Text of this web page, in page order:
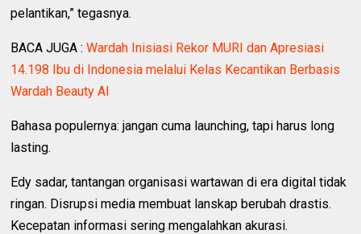
pelantikan,” tegasnya.
BACA JUGA :Wardah Inisiasi Rekor MURI dan Apresiasi
14.198 Ibu di Indonesia melalui Kelas Kecantikan Berbasis
Wardah Beauty AI
Bahasa populernya: jangan cuma launching, tapi harus long
lasting.
Edy sadar, tantangan organisasi wartawan di era digital tidak
ringan. Disrupsi media membuat lanskap berubah drastis.
Kecepatan informasi sering mengalahkan akurasi.